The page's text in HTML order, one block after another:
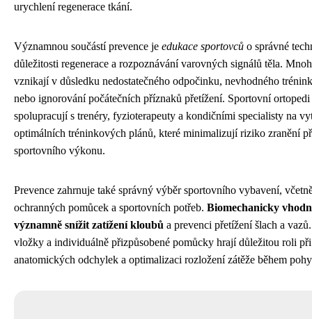
urychlení regenerace tkání.
Významnou součástí prevence je edukace sportovců o správné
důležitosti regenerace a rozpoznávání varovných signálů těla.
vznikají v důsledku nedostatečného odpočinku, nevhodného
nebo ignorování počátečních příznaků přetížení. Sportovní
spolupracují s trenéry, fyzioterapeuty a kondičními specialisty na
optimálních tréninkových plánů, které minimalizují riziko zranění
sportovního výkonu.
Prevence zahrnuje také správný výběr sportovního vybavení,
ochranných pomůcek a sportovních potřeb. Biomechanicky
významně snížit zatížení kloubů a prevenci přetížení šlach a
vložky a individuálně přizpůsobené pomůcky hrají důležitou roli
anatomických odchylek a optimalizaci rozložení zátěže během